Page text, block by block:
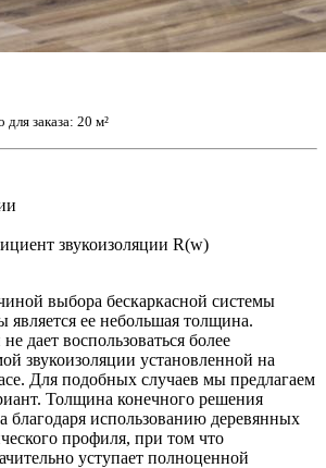
заказа: 20 м²
звукоизоляции R(w)
выбора бескаркасной системы
ее небольшая толщина.
дает воспользоваться более
звукоизоляции установленной на
Для подобных случаев мы предлагаем
Толщина конечного решения
благодаря использованию деревянных
профиля, при том что
уступает полноценной